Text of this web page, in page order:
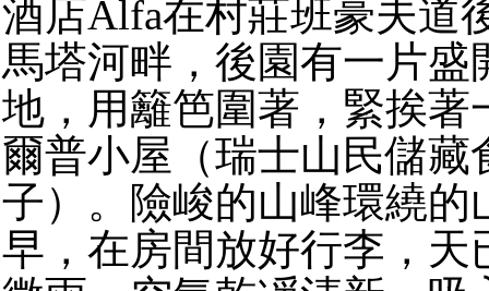
酒店Alfa在村莊班豪夫道
馬塔河畔，後園有一片盛
地，用籬笆圍著，緊挨著
爾普小屋（瑞士山民儲藏
子）。險峻的山峰環繞的
早，在房間放好行李，天